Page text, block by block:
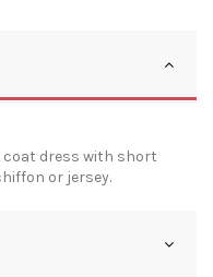
coat dress with short
or jersey.